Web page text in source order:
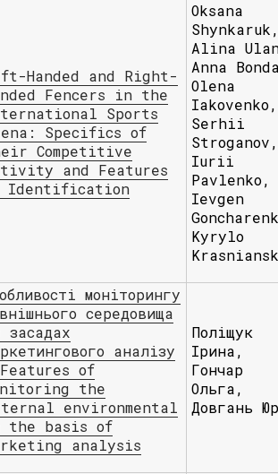
Handed and Right-
Fencers in the
Sports
Specifics of
Competitive
and Features
Identification
Oksana
Alina
Anna
Olena
Iakovenko,
Serhii
Stroganov,
Iurii
Pavlenko,
Ievgen
Kyrylo
моніторингу
середовища
засадах
аналізу
of
the
environmental
the basis of
analysis
Поліщук
Ірина,
Гончар
Ольга,
Довгань